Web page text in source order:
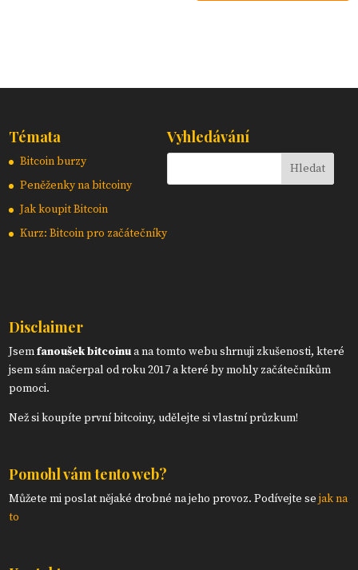
Témata
Bitcoin burzy
Peněženky na bitcoiny
Jak koupit Bitcoin
Kurz: Bitcoin pro začátečníky
Vyhledávání
Disclaimer
Jsemfanoušek bitcoinua na tomto webu shrnuji zkušenosti, které
jsem sám načerpal od roku 2017 a které by mohly začátečníkům
pomoci.
Než si koupíte první bitcoiny, udělejte si vlastní průzkum!
Pomohl vám tento web?
Můžete mi poslat nějaké drobné na jeho provoz. Podívejte sejak na
to